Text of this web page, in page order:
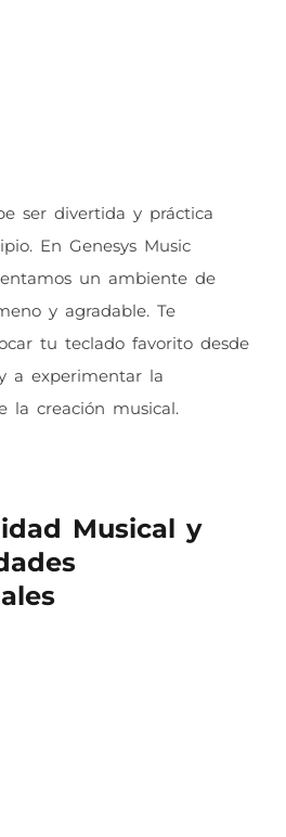
ser divertida y práctica
En Genesys Music
un ambiente de
y agradable. Te
tu teclado favorito desde
a experimentar la
la creación musical.
Musical y